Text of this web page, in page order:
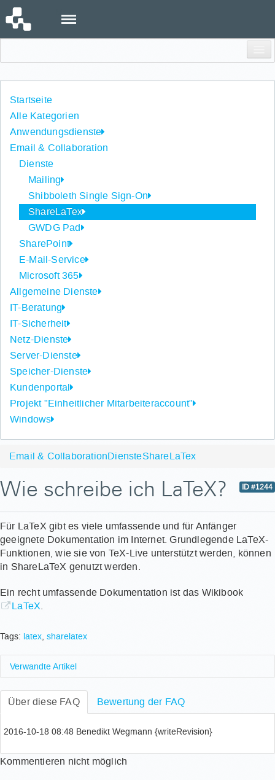
Startseite
Alle Kategorien
Anwendungsdienste
Email & Collaboration
Dienste
Mailing
Shibboleth Single Sign-On
ShareLaTex
GWDG Pad
SharePoint
E-Mail-Service
Microsoft 365
Allgemeine Dienste
IT-Beratung
IT-Sicherheit
Netz-Dienste
Server-Dienste
Speicher-Dienste
Kundenportal
Projekt "Einheitlicher Mitarbeiteraccount"
Windows
Email & CollaborationDiensteShareLaTex
ID #1244
Wie schreibe ich LaTeX?
Für LaTeX gibt es viele umfassende und für Anfänger
geeignete Dokumentation im Internet. Grundlegende LaTeX-
Funktionen, wie sie von TeX-Live unterstützt werden, können
in ShareLaTeX genutzt werden.
Ein recht umfassende Dokumentation ist das Wikibook
LaTeX
Tags: latex, sharelatex
Verwandte Artikel
Über diese FAQ Bewertung der FAQ
2016-10-18 08:48 Benedikt Wegmann {writeRevision}
Kommentieren nicht möglich